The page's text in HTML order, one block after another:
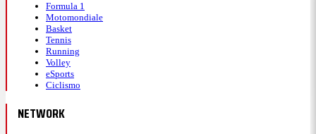
Formula 1
Motomondiale
Basket
Tennis
Running
Volley
eSports
Ciclismo
NETWORK